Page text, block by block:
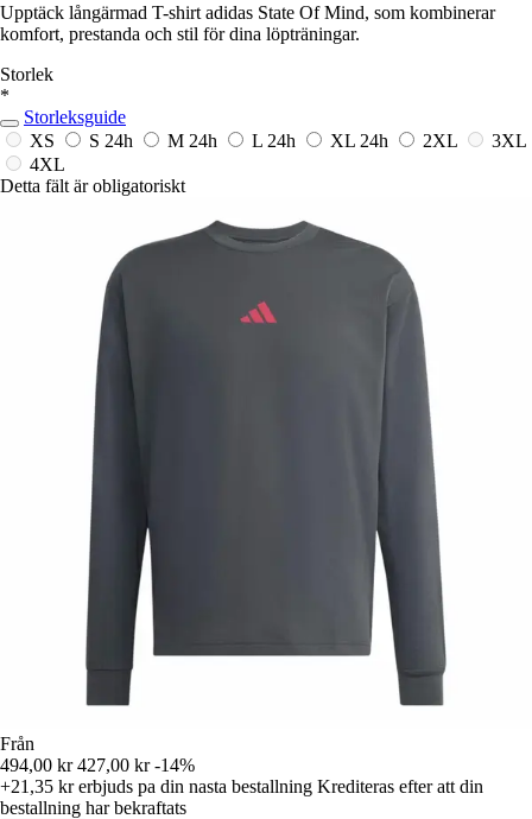
Upptäck långärmad T-shirt adidas State Of Mind, som kombinerar
komfort, prestanda och stil för dina löpträningar.
Storlek
*
Storleksguide
XS
S 24h M 24h L 24h XL 24h 2XL
3XL
4XL
Detta fält är obligatoriskt
Från
494,00 kr 427,00 kr -14%
+21,35 krerbjuds pa din nasta bestallning Krediteras efter att din
bestallning har bekraftats